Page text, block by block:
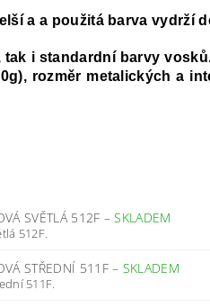
a a použitá barva vydrží
i standardní barvy
rozměr metalických a
SVĚTLÁ 512F –SKLADEM
512F.
STŘEDNÍ 511F– SKLADEM
511F.